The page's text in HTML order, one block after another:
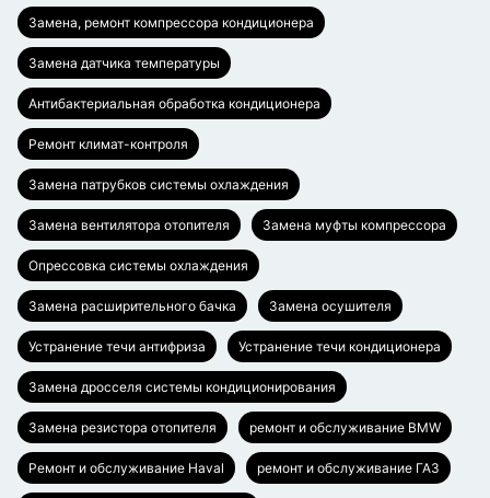
Замена, ремонт компрессора кондиционера
Замена датчика температуры
Антибактериальная обработка кондиционера
Ремонт климат-контроля
Замена патрубков системы охлаждения
Замена вентилятора отопителя Замена муфты компрессора
Опрессовка системы охлаждения
Замена расширительного бачка Замена осушителя
Устранение течи антифриза Устранение течи кондиционера
Замена дросселя системы кондиционирования
Замена резистора отопителя ремонт и обслуживание BMW
Ремонт и обслуживание Haval ремонт и обслуживание ГАЗ